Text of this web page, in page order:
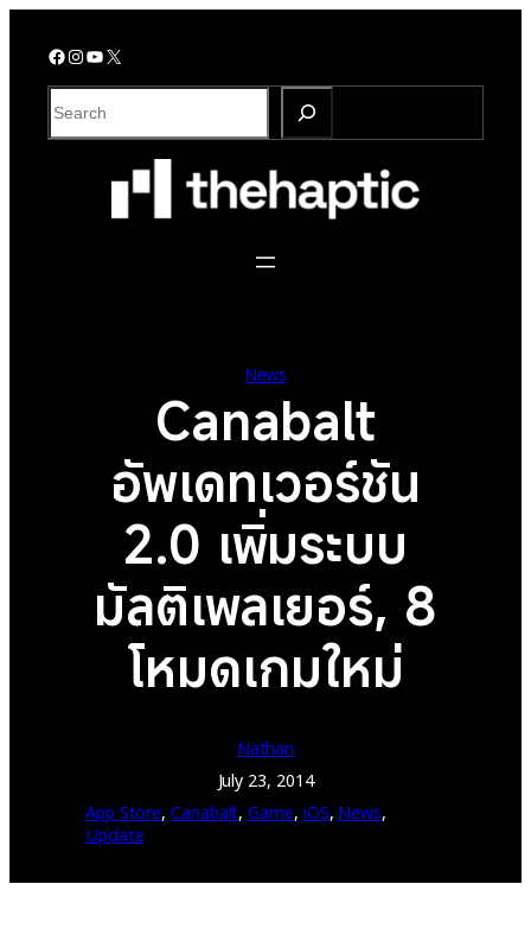
Facebook InstagramYouTube X
S
e
News
Canabalt
อัพเดทเวอร์ชัน
2.0 เพิ่มระบบ
มัลติเพลเยอร์, 8
โหมดเกมใหม่
Nathan
July 23, 2014
App Store, Canabalt, Game, iOS, News
Update